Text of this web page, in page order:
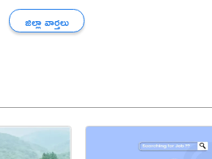
జిల్లా వార్తలు